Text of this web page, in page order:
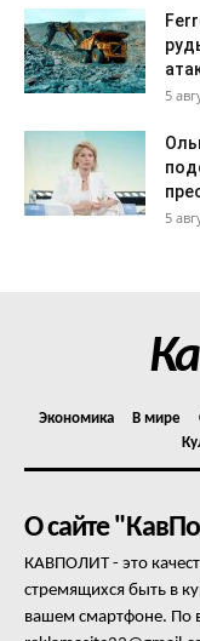
5
5
Экономика В мире
О сайте
КАВПОЛИТ - это
стремящихся быть в
вашем смартфоне. По